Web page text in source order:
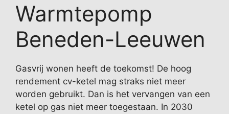
Warmtepomp
Beneden-Leeuwen
Gasvrij wonen heeft de toekomst! De hoog
rendement cv-ketel mag straks niet meer
worden gebruikt. Dan is het vervangen van een
ketel op gas niet meer toegestaan. In 2030